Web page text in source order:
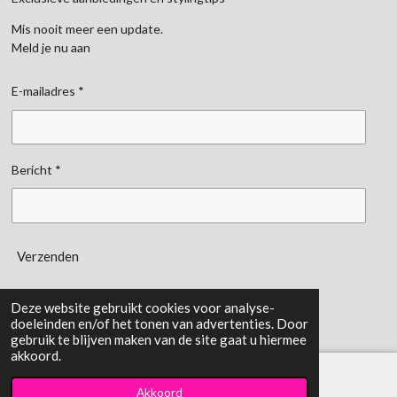
Deze website gebruikt cookies voor analyse-
doeleinden en/of het tonen van advertenties. Door
gebruik te blijven maken van de site gaat u hiermee
akkoord.
Akkoord
Mis nooit meer een update.
Meld je nu aan
E-mailadres *
Bericht *
Verzenden